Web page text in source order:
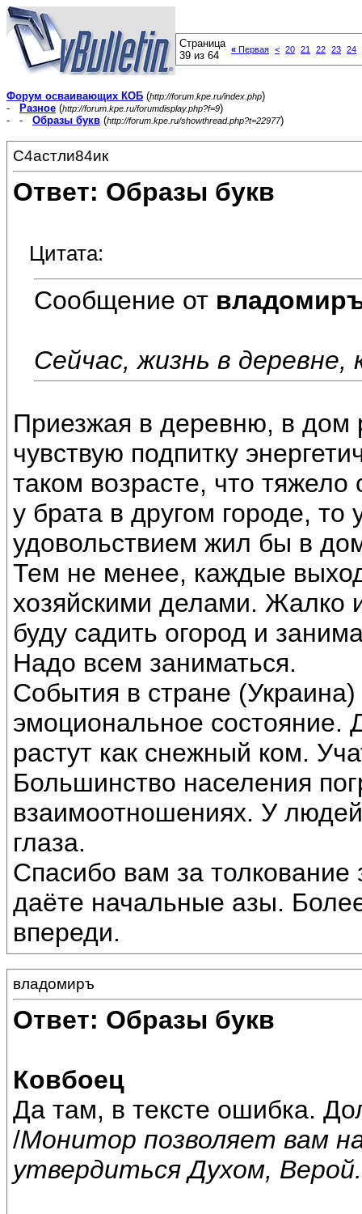
Страница
39 из 64
« Первая < 20 21 22 23 24
Форум осваивающих КОБ (http://forum.kpe.ru/index.php)
-
Разное (http://forum.kpe.ru/forumdisplay.php?f=9)
- - Образы букв (http://forum.kpe.ru/showthread.php?t=22977)
С4астли84ик
Ответ: Образы букв
Цитата:
Сообщение от
Сейчас, жизнь в
Приезжая в деревню, в
чувствую подпитку
таком возрасте, что
у брата в другом городе,
удовольствием жил бы в
Тем не менее, каждые
хозяйскими делами. Жалко
буду садить огород и
Надо всем заниматься.
События в стране
эмоциональное состояние.
растут как снежный ком.
Большинство населения
взаимоотношениях. У
глаза.
Спасибо вам за
даёте начальные азы.
впереди.
владомиръ
Ответ: Образы букв
Ковбоец
Да там, в тексте ошибка.
/Монитор позволяет вам
утвердиться Духом, Верой.